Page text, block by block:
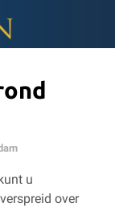
u
over